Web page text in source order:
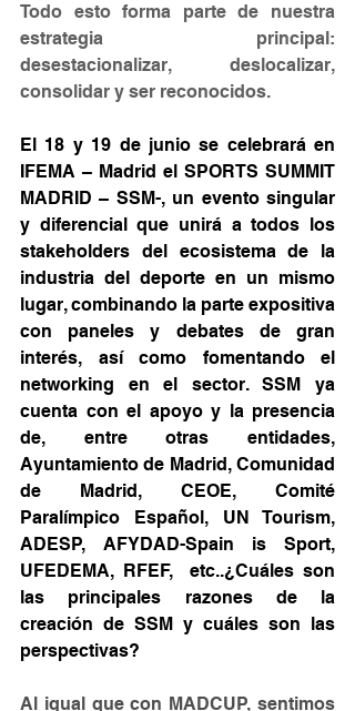
Todo esto forma parte de nuestra
estrategia principal:
desestacionalizar, deslocalizar,
consolidar y ser reconocidos.
El 18 y 19 de junio se celebrará en
IFEMA – Madrid el SPORTS SUMMIT
MADRID – SSM-, un evento singular
y diferencial que unirá a todos los
stakeholders del ecosistema de la
industria del deporte en un mismo
lugar, combinando la parte expositiva
con paneles y debates de gran
interés, así como fomentando el
networking en el sector. SSM ya
cuenta con el apoyo y la presencia
de, entre otras entidades,
Ayuntamiento de Madrid, Comunidad
de Madrid, CEOE, Comité
Paralímpico Español, UN Tourism,
ADESP, AFYDAD-Spain is Sport,
UFEDEMA, RFEF,  etc..¿Cuáles son
las principales razones de la
creación de SSM y cuáles son las
perspectivas?
Al igual que con MADCUP, sentimos